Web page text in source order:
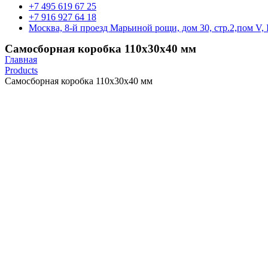
+7 495 619 67 25
+7 916 927 64 18
Москва, 8-й проезд Марьиной рощи, дом 30, стр.2,пом V,
Самосборная коробка 110х30х40 мм
Главная
Products
Самосборная коробка 110х30х40 мм